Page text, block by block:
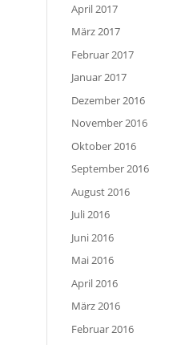
April 2017
März 2017
Februar 2017
Januar 2017
Dezember 2016
November 2016
Oktober 2016
September 2016
August 2016
Juli 2016
Juni 2016
Mai 2016
April 2016
März 2016
Februar 2016